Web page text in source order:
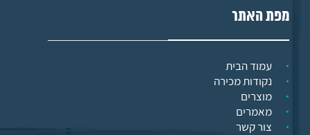
מפת האתר
עמוד הבית
נקודות מכירה
מוצרים
מאמרים
צור קשר